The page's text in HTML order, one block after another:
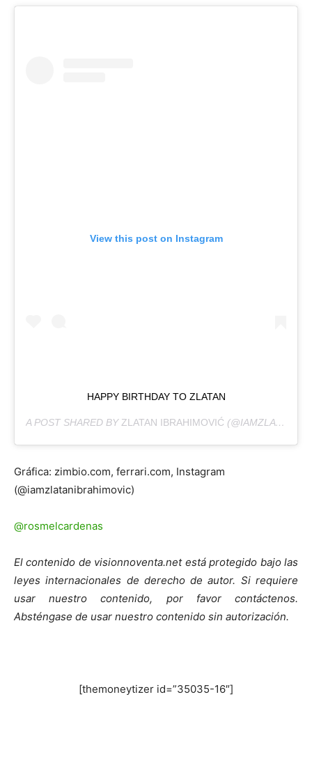
View this post on Instagram
HAPPY BIRTHDAY TO ZLATAN
A POST SHARED BY ZLATAN IBRAHIMOVIĆ (@IAMZLATANIBRAHIMOVIC) ON
Gráfica: zimbio.com, ferrari.com, Instagram
(@iamzlatanibrahimovic)
@rosmelcardenas
El contenido de visionnoventa.net está protegido bajo las
leyes internacionales de derecho de autor. Si requiere
usar nuestro contenido, por favor contáctenos.
Absténgase de usar nuestro contenido sin autorización.
[themoneytizer id=”35035-16″]